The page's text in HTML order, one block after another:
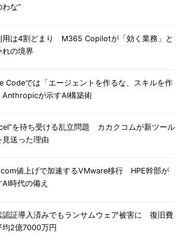
な”
用は4割どまり M365 Copilotが「効く業務」と
れの境界
Codeでは「エージェントを作るな、スキルを作
が示すAI構築術
を待ち受ける乱立問題 カカクコムが新ツール
見送った理由
値上げで加速するVMware移行 HPE幹部が
時代の備え
認証導入済みでもランサムウェア被害に 復旧費
均2億7000万円